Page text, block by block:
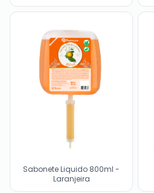
Sabonete Liquido 800ml -
Laranjeira